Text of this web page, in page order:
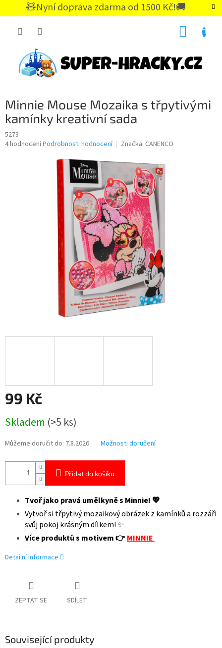
🧸Nyní doprava zdarma od 1500 Kč!🚚
CZK
Minnie Mouse Mozaika s třpytivými
kamínky kreativní sada
5273
Průměrné
4 hodnoceníPodrobnosti hodnocení Značka: CANENCO
99 Kč
cena:
Skladem (>5 ks)
Můžeme doručit do: 7.8.2026 Možnosti doručení
Přidat do košíku
Tvoř jako pravá umělkyně s Minnie! 💖
Vytvoř si třpytivý mozaikový obrázek z kamínků a rozzáři
svůj pokoj krásným dílkem! ✨
Více produktů s motivem 👉MINNIE
Detailní informace
ZEPTAT SE SDÍLET
Související produkty